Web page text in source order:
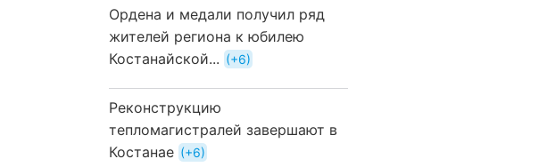
Ордена и медали получил ряд
жителей региона к юбилею
Костанайской...
+6
Реконструкцию
тепломагистралей завершают в
Костанае
+6